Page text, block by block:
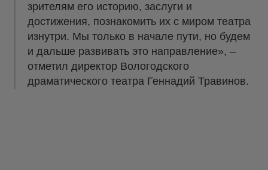
зрителям его историю, заслуги и
достижения, познакомить их с миром театра
изнутри. Мы только в начале пути, но будем
и дальше развивать это направление», –
отметил директор Вологодского
драматического театра Геннадий Травинов.